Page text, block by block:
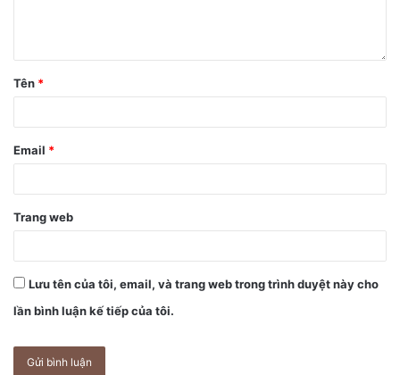
Tên *
Email *
Trang web
Lưu tên của tôi, email, và trang web trong trình duyệt này cho
lần bình luận kế tiếp của tôi.